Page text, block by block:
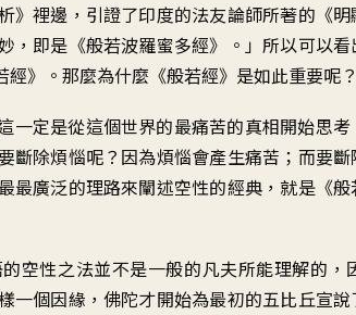
》裡邊，引證了印度的法友論師所著的《
，即是《般若波羅蜜多經》。」所以可以
》。那麼為什麼《般若經》是如此重要呢
一定是從這個世界的最痛苦的真相開始思
斷除煩惱呢？因為煩惱會產生痛苦；而要
廣泛的理路來闡述空性的經典，就是《般
空性之法並不是一般的凡夫所能理解的，
一個因緣，佛陀才開始為最初的五比丘宣